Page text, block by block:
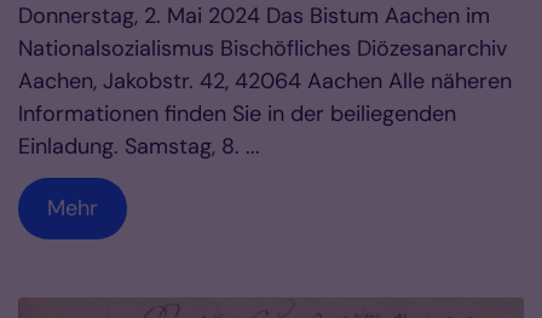
Donnerstag, 2. Mai 2024 Das Bistum Aachen im
Nationalsozialismus Bischöfliches Diözesanarchiv
Aachen, Jakobstr. 42, 42064 Aachen Alle näheren
Informationen finden Sie in der beiliegenden
Einladung. Samstag, 8. ...
Mehr